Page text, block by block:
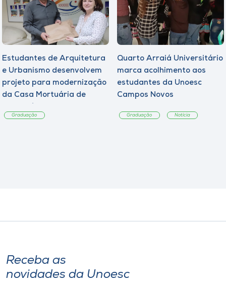
Estudantes de Arquitetura
e Urbanismo desenvolvem
projeto para modernização
da Casa Mortuária de
Graduação
Quarto Arraiá Universitário
marca acolhimento aos
estudantes da Unoesc
Campos Novos
Graduação Notícia
Receba as
novidades da Unoesc